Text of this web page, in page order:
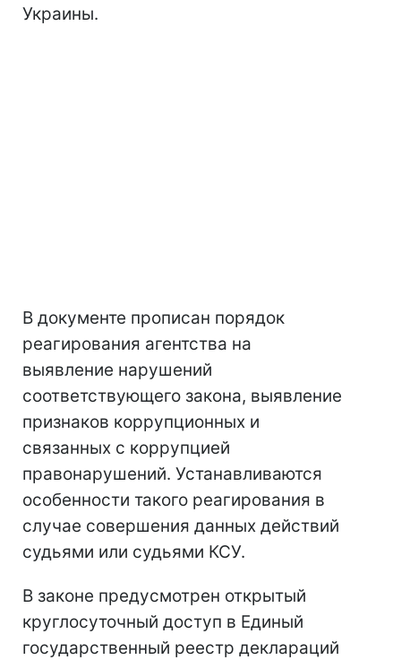
Украины.
В документе прописан порядок
реагирования агентства на
выявление нарушений
соответствующего закона, выявление
признаков коррупционных и
связанных с коррупцией
правонарушений. Устанавливаются
особенности такого реагирования в
случае совершения данных действий
судьями или судьями КСУ.
В законе предусмотрен открытый
круглосуточный доступ в Единый
государственный реестр деклараций